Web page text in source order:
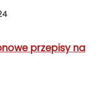
przepisy na